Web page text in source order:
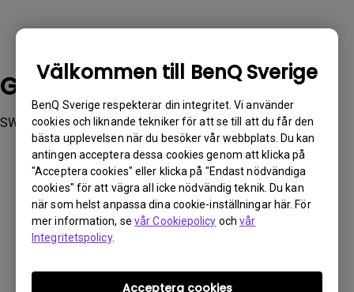
Välkommen till BenQ Sverige
BenQ Sverige respekterar din integritet. Vi använder
cookies och liknande tekniker för att se till att du får den
bästa upplevelsen när du besöker vår webbplats. Du kan
antingen acceptera dessa cookies genom att klicka på
"Acceptera cookies" eller klicka på "Endast nödvändiga
cookies" för att vägra all icke nödvändig teknik. Du kan
när som helst anpassa dina cookie-inställningar här. För
mer information, se vår Cookiepolicy ochvår
Integritetspolicy.
Acceptera cookies
Gällande modeller
SW272Q, SW272U
Var denna information till hjälp?
Ja Nej